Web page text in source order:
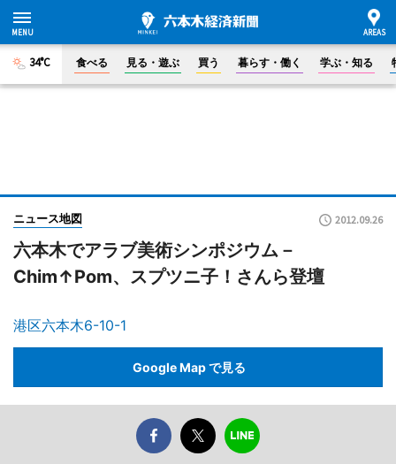
34°C 食べる 見る・遊ぶ 買う 暮らす・働く 学ぶ・知る
ニュース地図 2012.09.26
六本木でアラブ美術シンポジウム－
Chim↑Pom、スプツニ子！さんら登壇
港区六本木6-10-1
Google Map で見る